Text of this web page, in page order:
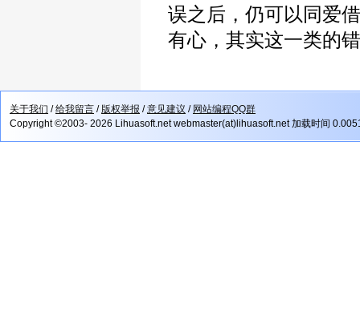
误之后，仍可以同爱
有心，其实这一类的
关于我们 /给我留言 /版权举报 /意见建议 / 网站编程QQ群
Copyright ©2003- 2026 Lihuasoft.net webmaster(at)lihuasoft.net 加载时间